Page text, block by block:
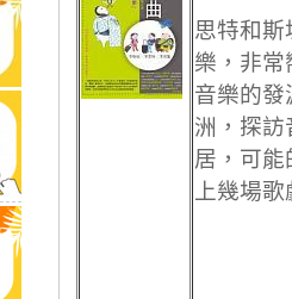
思特和斯
樂，非常
音樂的
洲，探訪
居，可能
上幾場